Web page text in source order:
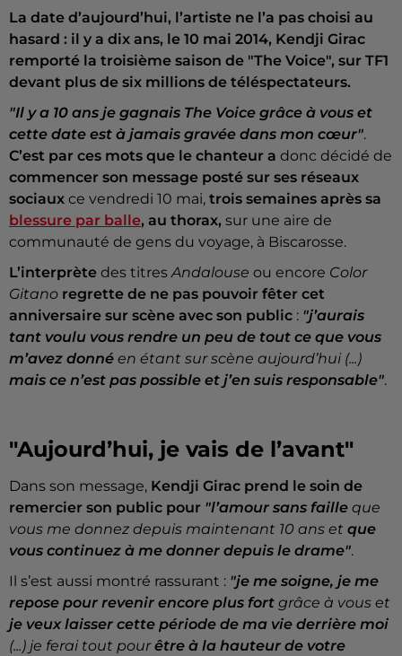
La date d’aujourd’hui, l’artiste ne l’a pas choisi au
hasard : il y a dix ans, le 10 mai 2014, Kendji Girac
remporté la troisième saison de "The Voice", sur TF1
devant plus de six millions de téléspectateurs.
"Il y a 10 ans je gagnais The Voice grâce à vous et
cette date est à jamais gravée dans mon cœur".
C’est par ces mots que le chanteur a donc décidé de
commencer son message posté sur ses réseaux
sociaux ce vendredi 10 mai, trois semaines après sa
blessure par balle, au thorax, sur une aire de
communauté de gens du voyage, à Biscarosse.
L’interprète des titresAndalouse ou encore Color
Gitano regrette de ne pas pouvoir fêter cet
anniversaire sur scène avec son public : "j’aurais
tant voulu vous rendre un peu de tout ce que vous
m’avez donné en étant sur scène aujourd’hui (...)
mais ce n’est pas possible et j’en suis responsable".
"Aujourd’hui, je vais de l’avant"
Dans son message, Kendji Girac prend le soin de
remercier son public pour "l’amour sans faille que
vous me donnez depuis maintenant 10 ans et que
vous continuez à me donner depuis le drame".
Il s’est aussi montré rassurant : "je me soigne, je me
repose pour revenir encore plus fort grâce à vous et
je veux laisser cette période de ma vie derrière moi
(...) je ferai tout pourêtre à la hauteur de votre